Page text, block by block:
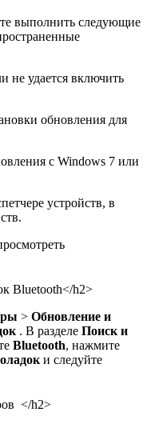
выполнить следующие
не удается включить
обновления для
с Windows 7 или
устройств, в
Bluetooth</h2>
> Обновление и
. В разделе Поиск и
Bluetooth, нажмите
и следуйте
</h2>